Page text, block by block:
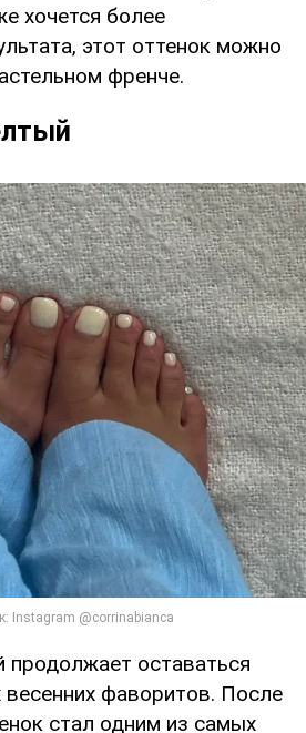
хочется более
этот оттенок можно
френче.
оставаться
фаворитов. После
стал одним из самых